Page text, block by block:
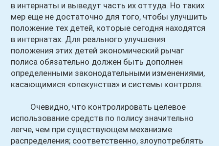
в интернаты и выведут часть их оттуда. Но таких
мер еще не достаточно для того, чтобы улучшить
положение тех детей, которые сегодня находятся
в интернатах. Для реального улучшения
положения этих детей экономический рычаг
полиса обязательно должен быть дополнен
определенными законодательными изменениями,
касающимися «опекунства» и системы контроля.
Очевидно, что контролировать целевое
использование средств по полису значительно
легче, чем при существующем механизме
распределения; соответственно, злоупотреблять